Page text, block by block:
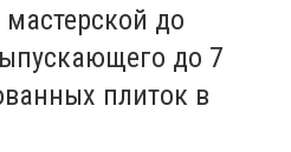
до
до 7
плиток в